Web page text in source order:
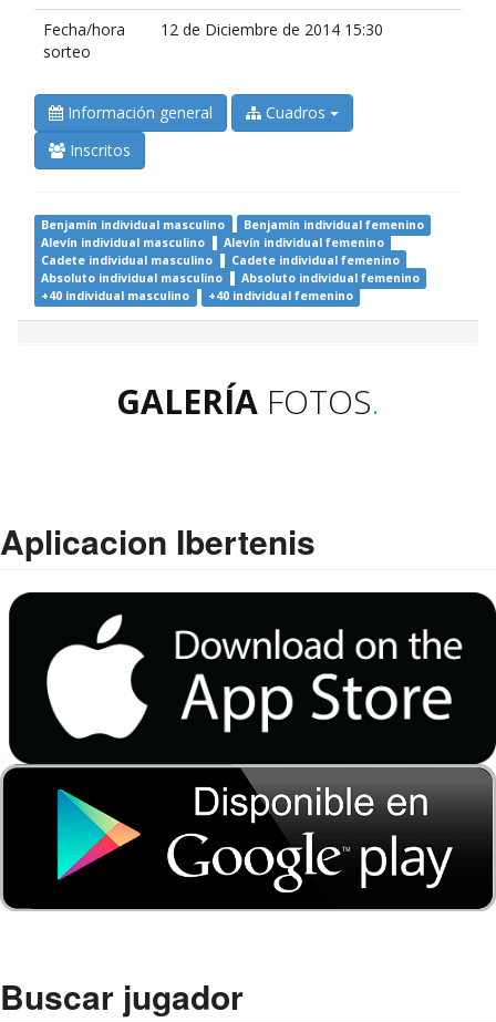
Fecha/hora
sorteo
12 de Diciembre de 2014 15:30
Información general
Cuadros
Inscritos
Benjamín individual masculino
Benjamín individual femenino
Alevín individual masculino
Alevín individual femenino
Cadete individual masculino
Cadete individual femenino
Absoluto individual masculino
Absoluto individual femenino
+40 individual masculino
+40 individual femenino
GALERÍA FOTOS.
Aplicacion Ibertenis
Buscar jugador